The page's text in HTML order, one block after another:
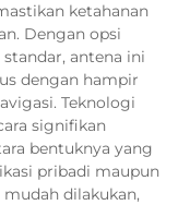
ketahanan
Dengan opsi
antena ini
dengan hampir
Teknologi
signifikan
bentuknya yang
pribadi maupun
dilakukan,